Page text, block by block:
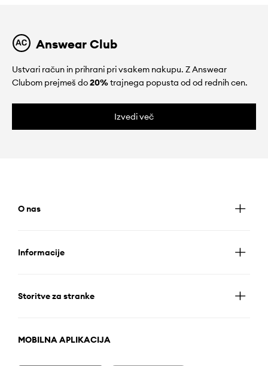
Answear Club
Ustvari račun in prihrani pri vsakem nakupu. Z Answear
Clubom prejmeš do20%trajnega popusta od od rednih cen.
Izvedi več
O nas
Informacije
Storitve za stranke
MOBILNA APLIKACIJA